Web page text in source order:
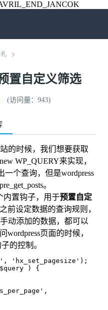
札
置自定义筛选
(访问量：943)
的时候，我们想要获取
WP_QUERY来实现，
个查询，但是wordpress
。
内置钩子，用于预置自定
前设定数据的查询规则，
动添加的数据，都可以
页面的时候，
的控制。
'hx_set_pagesize');
) {